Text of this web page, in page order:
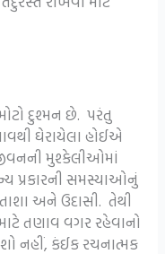
દુશ્મન છે. પરંતુ
ઘેરાયેલા હોઈએ
મુશ્કેલીઓમાં
પ્રકારની સમસ્યાઓનું
અને ઉદાસી. તેથી
તણાવ વગર રહેવાનો
નહીં, કંઈક રચનાત્મક